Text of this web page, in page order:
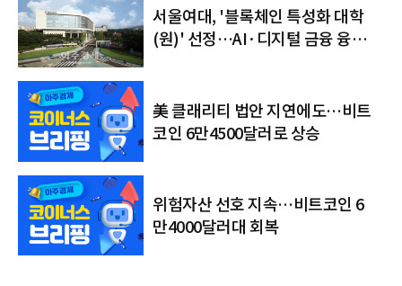
서울여대, '블록체인 특성화 대학
(원)' 선정…AI·디지털 금융 융합
美 클래리티 법안 지연에도…비트
코인 6만4500달러로 상승
위험자산 선호 지속…비트코인 6
만4000달러대 회복